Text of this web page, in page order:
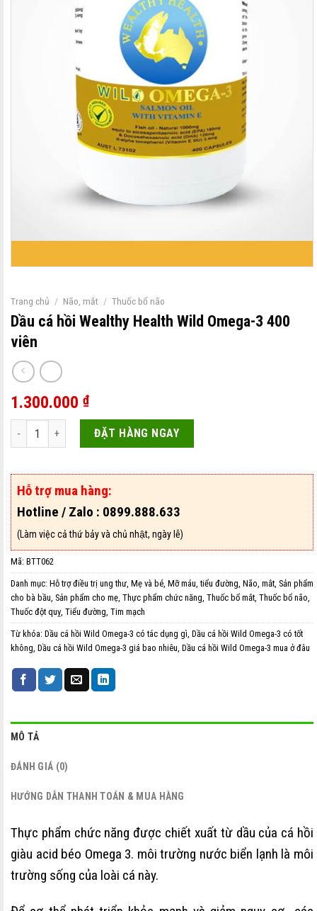
Trang chủ / Não, mắt / Thuốc bổ não
Dầu cá hồi Wealthy Health Wild Omega-3 400
viên
1.300.000 ₫
Dầu cá hồi Wealthy Health Wild Omega-3 400 viên số lượng
ĐẶT HÀNG NGAY
Hỗ trợ mua hàng:
Hotline / Zalo : 0899.888.633
(Làm việc cả thứ bảy và chủ nhật, ngày lễ)
Mã: BTT062
Danh mục: Hỗ trợ điều trị ung thư, Mẹ và bé, Mỡ máu, tiểu đường, Não, mắt, Sản phẩm
cho bà bầu, Sản phẩm cho mẹ, Thực phẩm chức năng, Thuốc bổ mắt, Thuốc bổ não,
Thuốc đột quỵ, Tiểu đường, Tim mạch
Từ khóa: Dầu cá hồi Wild Omega-3 có tác dụng gì, Dầu cá hồi Wild Omega-3 có tốt
không, Dầu cá hồi Wild Omega-3 giá bao nhiêu, Dầu cá hồi Wild Omega-3 mua ở đâu
MÔ TẢ
ĐÁNH GIÁ (0)
HƯỚNG DẪN THANH TOÁN & MUA HÀNG
Thực phẩm chức năng được chiết xuất từ dầu của cá hồi
giàu acid béo Omega 3. môi trường nước biển lạnh là môi
trường sống của loài cá này.